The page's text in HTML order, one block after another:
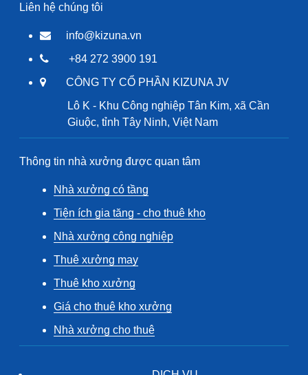
Liên hệ chúng tôi
info@kizuna.vn
+84 272 3900 191
CÔNG TY CỔ PHẦN KIZUNA JV
Lô K - Khu Công nghiệp Tân Kim, xã Cần
Giuộc, tỉnh Tây Ninh, Việt Nam
Thông tin nhà xưởng được quan tâm
Nhà xưởng có tầng
Tiện ích gia tăng - cho thuê kho
Nhà xưởng công nghiệp
Thuê xưởng may
Thuê kho xưởng
Giá cho thuê kho xưởng
Nhà xưởng cho thuê